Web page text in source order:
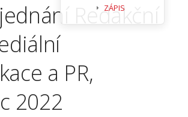
Redakční
a PR,
2022
ZÁPIS